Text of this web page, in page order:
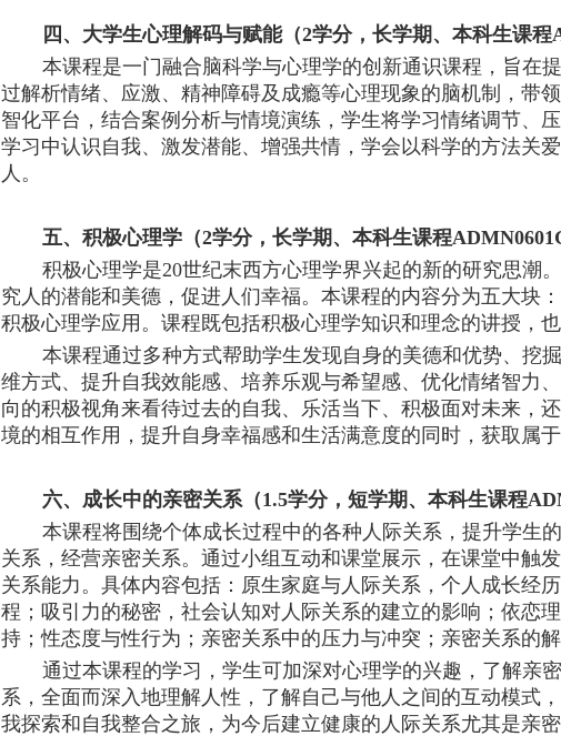
四、 大学生心理解码与赋能（2学分，长学期、本科生课程
本课程是一门融合脑科学与心理学的创新通识课程，旨在
过解析情绪、应激、精神障碍及成瘾等心理现象的脑机制，带
智化平台，结合案例分析与情境演练，学生将学习情绪调节、
学习中认识自我、激发潜能、增强共情，学会以科学的方法关
人。
五、积极心理学（2学分，长学期、本科生课程
积极心理学是20世纪末西方心理学界兴起的新的研究思潮
究人的潜能和美德，促进人们幸福。本课程的内容分为五大块
积极心理学应用。课程既包括积极心理学知识和理念的讲授，
本课程通过多种方式帮助学生发现自身的美德和优势、挖
维方式、提升自我效能感、培养乐观与希望感、优化情绪智力
向的积极视角来看待过去的自我、乐活当下、积极面对未来，
境的相互作用，提升自身幸福感和生活满意度的同时，获取属
六、成长中的亲密关系（1.5学分，短学期、本科生课程
本课程将围绕个体成长过程中的各种人际关系，提升学生
关系，经营亲密关系。通过小组互动和课堂展示，在课堂中触
关系能力。具体内容包括：原生家庭与人际关系，个人成长经
程；吸引力的秘密，社会认知对人际关系的建立的影响；依恋
持；性态度与性行为；亲密关系中的压力与冲突；亲密关系的
通过本课程的学习，学生可加深对心理学的兴趣，了解亲
系，全面而深入地理解人性，了解自己与他人之间的互动模式
我探索和自我整合之旅，为今后建立健康的人际关系尤其是亲